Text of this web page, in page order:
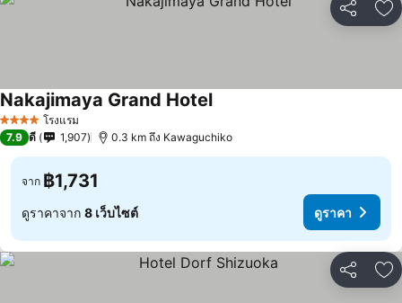
แชร์ เ
4 ดาว โรงแรม
Nakajimaya Grand Hotelดูราคา
7.9 ดี 1,907 0.3 km ถึง Kawaguchiko
จาก ฿1,731
ดูราคาจาก 8 เว็บไซต์ ดูราคา
แชร์ เ